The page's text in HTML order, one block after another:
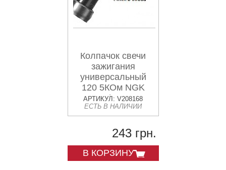
Колпачок свечи
зажигания
универсальный
120 5КОм NGK
8032 / VB05F
АРТИКУЛ: V208168
ЕСТЬ В НАЛИЧИИ
243 грн.
В КОРЗИНУ